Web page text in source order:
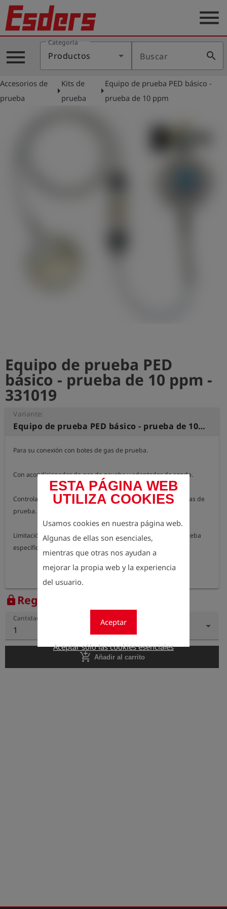
Productos
Blog
Aplicaciones
ESTA PÁGINA WEB
UTILIZA COOKIES
Usamos cookies en nuestra página web.
Algunas de ellas son esenciales,
mientras que otras nos ayudan a
mejorar la propia web y la experiencia
del usuario.
Aceptar
Aceptar sólo las cookies esenciales
menu
menu
Categoría
Productos Buscar search
Accesorios de
prueba
arrow_right
Kits de
prueba
arrow_right
Equipo de prueba PED básico -
prueba de 10 ppm
Equipo de prueba PED
básico - prueba de 10 ppm -
331019
Variante:
Equipo de prueba PED básico - prueba de 10 ppm
Para su conexión con botes de gas de prueba.
Con acondicionador de gas de prueba y adaptador de sonda.
Controlador de muestreo para conexión directa a botes de gas de
prueba.
Limitación de presión y caudal para un caudal de gas de prueba
específico.
lock Regístrese para ver el precio
Cantidad
1
add_shopping_cart Añadir al carrito